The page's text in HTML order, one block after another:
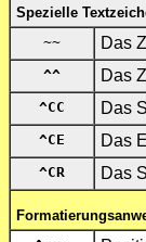
Spezielle
~~
Das
^^ Das
^CC Das
^CE Das
^CR Das